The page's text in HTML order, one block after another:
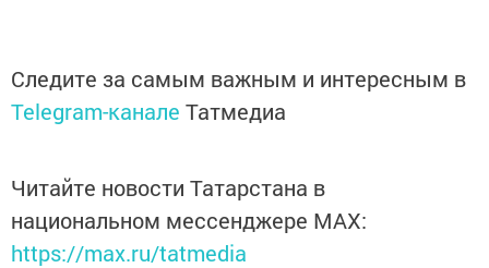
Следите за самым важным и интересным в
Telegram-канале Татмедиа
Читайте новости Татарстана в
национальном мессенджере MАХ:
https://max.ru/tatmedia